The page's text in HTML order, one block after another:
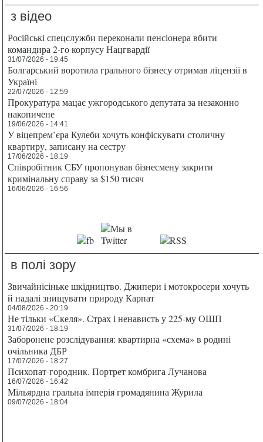
з відео
Російські спецслужби переконали пенсіонера вбити
командира 2-го корпусу Нацгвардії
31/07/2026 - 19:45
Болгарський воротила грального бізнесу отримав ліцензії в
Україні
22/07/2026 - 12:59
Прокуратура мацає ужгородського депутата за незаконно
накопичене
19/06/2026 - 14:41
У віцепрем’єра Кулеби хочуть конфіскувати столичну
квартиру, записану на сестру
17/06/2026 - 18:19
Співробітник СБУ пропонував бізнесмену закрити
кримінальну справу за $150 тисяч
16/06/2026 - 16:56
в полі зору
Звичайнісіньке шкідництво. Джипери і мотокросери хочуть
й надалі знищувати природу Карпат
04/08/2026 - 20:19
Не тільки «Скеля». Страх і ненависть у 225-му ОШП
31/07/2026 - 18:19
Заборонене розслідування: квартирна «схема» в родині
очільника ДБР
17/07/2026 - 18:27
Психопат-городник. Портрет комбрига Лучанова
16/07/2026 - 16:42
Мільярдна гральна імперія громадянина Журила
09/07/2026 - 18:04